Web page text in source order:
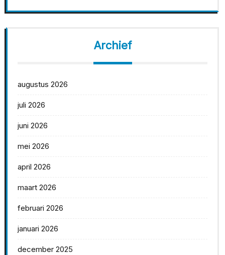
Archief
augustus 2026
juli 2026
juni 2026
mei 2026
april 2026
maart 2026
februari 2026
januari 2026
december 2025